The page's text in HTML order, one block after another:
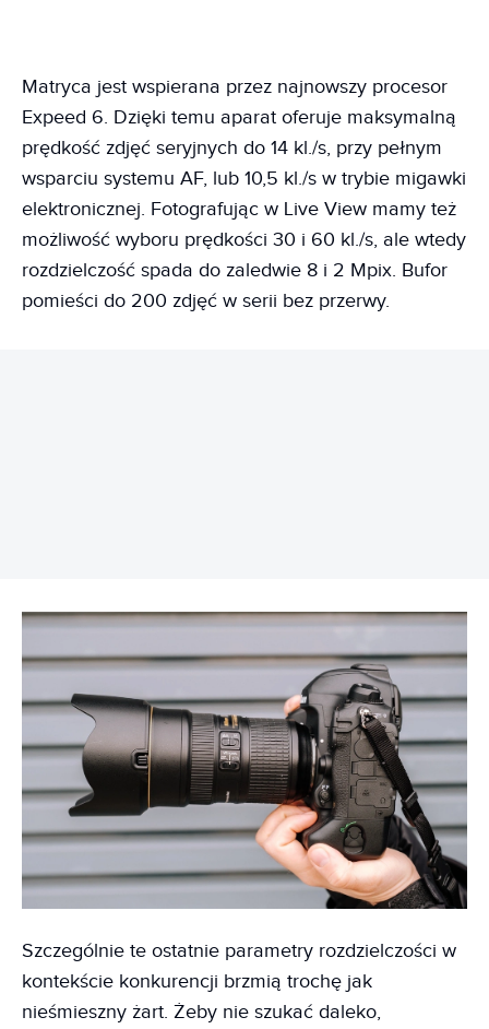
Matryca jest wspierana przez najnowszy procesor
Expeed 6. Dzięki temu aparat oferuje maksymalną
prędkość zdjęć seryjnych do 14 kl./s, przy pełnym
wsparciu systemu AF, lub 10,5 kl./s w trybie migawki
elektronicznej. Fotografując w Live View mamy też
możliwość wyboru prędkości 30 i 60 kl./s, ale wtedy
rozdzielczość spada do zaledwie 8 i 2 Mpix. Bufor
pomieści do 200 zdjęć w serii bez przerwy.
Szczególnie te ostatnie parametry rozdzielczości w
kontekście konkurencji brzmią trochę jak
nieśmieszny żart. Żeby nie szukać daleko,